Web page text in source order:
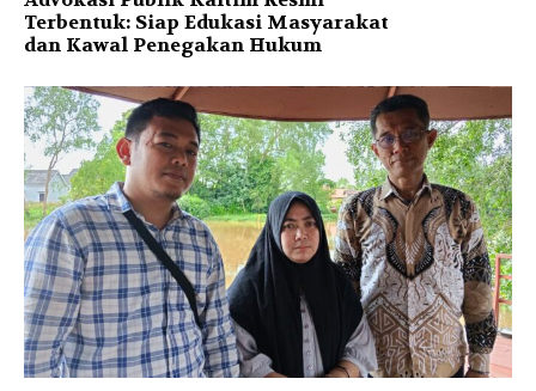
Terbentuk: Siap Edukasi Masyarakat
dan Kawal Penegakan Hukum